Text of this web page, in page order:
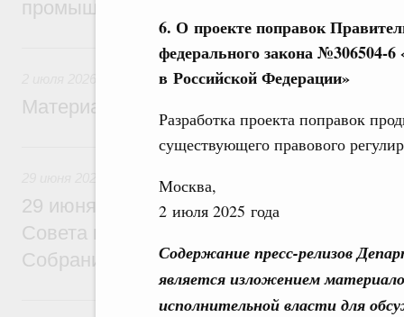
6. О проекте поправок
федерального закона №306504-6
в Российской Федерации»
Разработка проекта поправок
существующего правового
Москва,
2 июля 2025 года
Содержание пресс-релизов
является изложением
исполнительной власти для
промышленной выставке «Иннопром»
2 июля, четверг
Материалы к заседанию Правительства
29 июня, понедельник
29 июня Михаил Мишустин встретится с
Совета палаты Совета Федерации
Собрания
25 июня, четверг